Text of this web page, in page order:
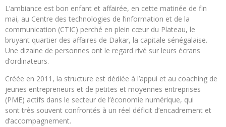
L’ambiance est bon enfant et affairée, en cette matinée de fin
mai, au Centre des technologies de l’information et de la
communication (CTIC) perché en plein cœur du Plateau, le
bruyant quartier des affaires de Dakar, la capitale sénégalaise.
Une dizaine de personnes ont le regard rivé sur leurs écrans
d’ordinateurs.
Créée en 2011, la structure est dédiée à l’appui et au coaching de
jeunes entrepreneurs et de petites et moyennes entreprises
(PME) actifs dans le secteur de l’économie numérique, qui
sont très souvent confrontés à un réel déficit d’encadrement et
d’accompagnement.